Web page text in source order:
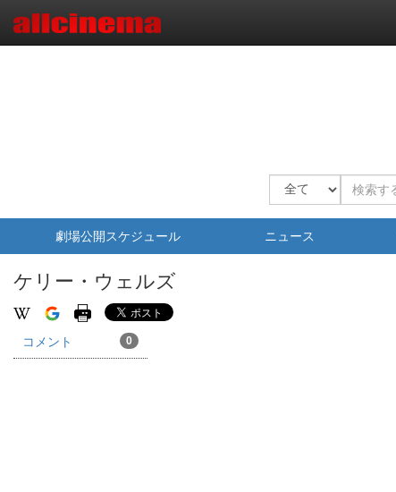
劇場公開スケジュール ニュース
ケリー・ウェルズ
コメント 0